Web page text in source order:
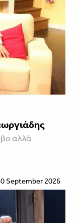
αλλά
September 2026